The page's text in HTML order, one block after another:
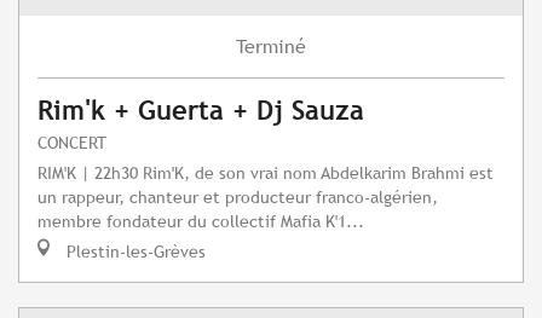
Terminé
Rim'k + Guerta + Dj Sauza
CONCERT
RIM'K | 22h30 Rim'K, de son vrai nom Abdelkarim Brahmi est
un rappeur, chanteur et producteur franco-algérien,
membre fondateur du collectif Mafia K'1...
Plestin-les-Grèves